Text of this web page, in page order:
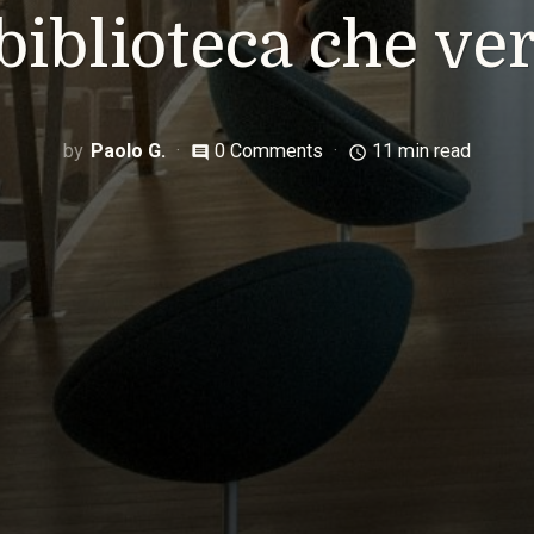
che
Paolo G. comment 0 Comments access_time 11 min read